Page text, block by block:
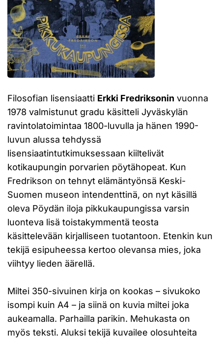
Filosofian lisensiaatti Erkki Fredriksonin vuonna
1978 valmistunut gradu käsitteli Jyväskylän
ravintolatoimintaa 1800-luvulla ja hänen 1990-
luvun alussa tehdyssä
lisensiaatintutkimuksessaan kiiltelivät
kotikaupungin porvarien pöytähopeat. Kun
Fredrikson on tehnyt elämäntyönsä Keski-
Suomen museon intendenttinä, on nyt käsillä
oleva Pöydän iloja pikkukaupungissa varsin
luonteva lisä toistakymmentä teosta
käsittelevään kirjalliseen tuotantoon. Etenkin kun
tekijä esipuheessa kertoo olevansa mies, joka
viihtyy lieden äärellä.
Miltei 350-sivuinen kirja on kookas – sivukoko
isompi kuin A4 – ja siinä on kuvia miltei joka
aukeamalla. Parhailla parikin. Mehukasta on
myös teksti. Aluksi tekijä kuvailee olosuhteita